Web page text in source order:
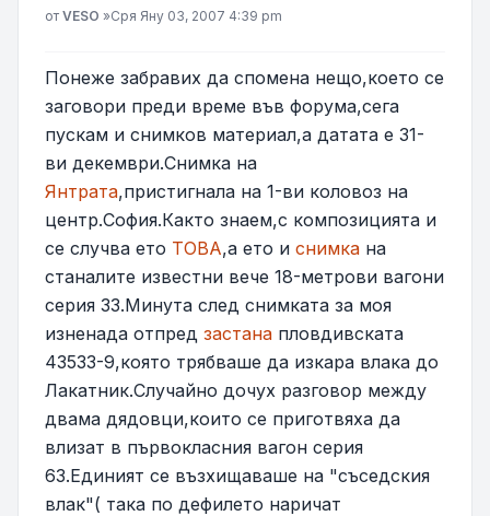
Мнение
от VESO »Сря Яну 03, 2007 4:39 pm
Понеже забравих да спомена нещо,което се
заговори преди време във форума,сега
пускам и снимков материал,а датата е 31-
ви декември.Снимка на
Янтрата,пристигнала на 1-ви коловоз на
центр.София.Както знаем,с композицията и
се случва ето ТОВА,а ето и снимка на
станалите известни вече 18-метрови вагони
серия 33.Минута след снимката за моя
изненада отпред застана пловдивската
43533-9,която трябваше да изкара влака до
Лакатник.Случайно дочух разговор между
двама дядовци,които се приготвяха да
влизат в първокласния вагон серия
63.Единият се възхищаваше на "съседския
влак"( така по дефилето наричат